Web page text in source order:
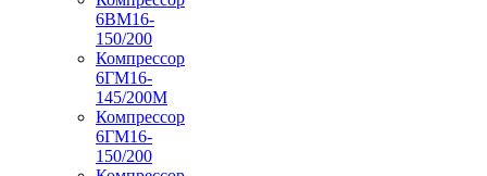
6ВМ16-
150/200
Компрессор
6ГМ16-
145/200М
Компрессор
6ГМ16-
150/200